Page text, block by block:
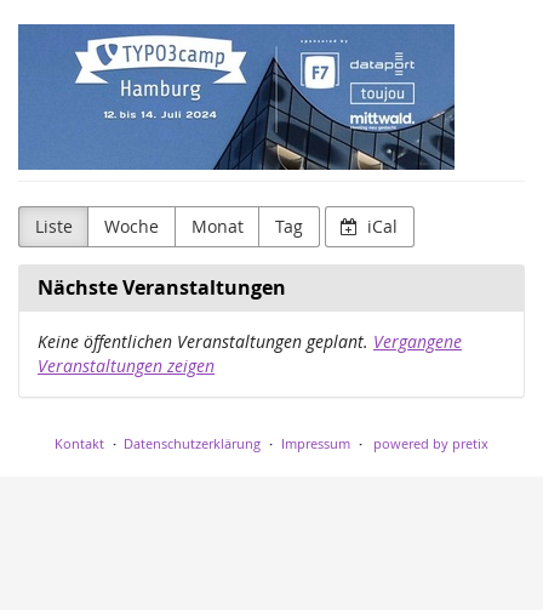
ZumTYPO3camp
Hamburg
Liste Woche Monat Tag iCal
Nächste Veranstaltungen
Keine öffentlichen Veranstaltungen geplant. Vergangene
Veranstaltungen zeigen
Kontakt Datenschutzerklärung Impressum powered by pretix